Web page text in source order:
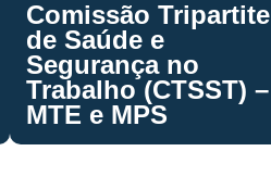
Comissão Tripartite
de Saúde e
Segurança no
Trabalho (CTSST) –
MTE e MPS